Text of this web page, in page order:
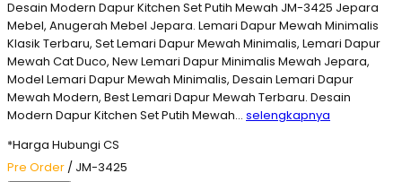
Desain Modern Dapur Kitchen Set Putih Mewah JM-3425 Jepara
Mebel, Anugerah Mebel Jepara. Lemari Dapur Mewah Minimalis
Klasik Terbaru, Set Lemari Dapur Mewah Minimalis, Lemari Dapur
Mewah Cat Duco, New Lemari Dapur Minimalis Mewah Jepara,
Model Lemari Dapur Mewah Minimalis, Desain Lemari Dapur
Mewah Modern, Best Lemari Dapur Mewah Terbaru. Desain
Modern Dapur Kitchen Set Putih Mewah… selengkapnya
*Harga Hubungi CS
Pre Order / JM-3425